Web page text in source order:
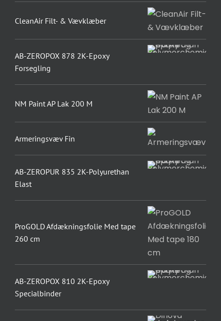
CleanAir Filt- & Vævklæber
AB-ZEROPOX 878 2K-Epoxy
Forsegling
NM Paint AP Lak 200 M
Armeringsvæv Fin
AB-ZEROPUR 835 2K-Polyurethan
Elast
ProGOLD Afdækningsfolie Med tape
260 cm
AB-ZEROPOX 810 2K-Epoxy
Specialbinder